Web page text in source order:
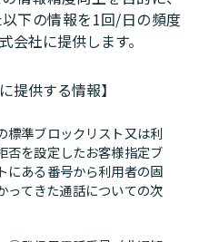
下の情報を1回/日の頻度
会社に提供します。
提供する情報】
標準ブロックリスト又は利
否を設定したお客様指定ブ
にある番号から利用者の固
ってきた通話についての次